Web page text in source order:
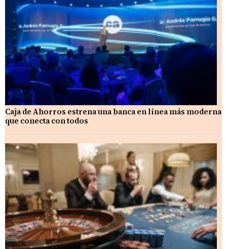
Caja de Ahorros estrena una banca en línea más moderna
que conecta con todos